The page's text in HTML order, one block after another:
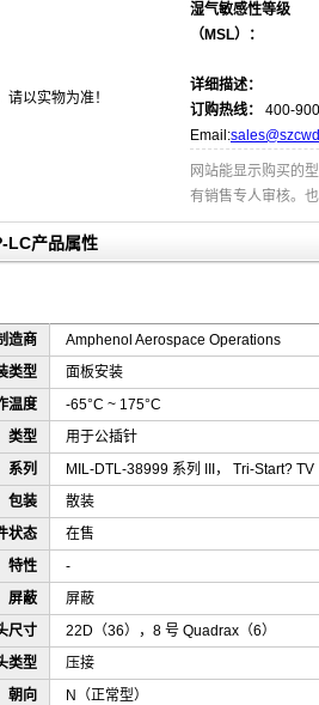
以实物为准！
湿气敏感性等级
（MSL）：
详细描述：
订购热线：
400-
Email:
网站能显示购买的
有销售专人审核。
LC产品属性
造商
Amphenol Aerospace Operations
类型
面板安装
温度
-65°C ~ 175°C
类型
用于公插针
系列
MIL-DTL-38999 系列 III， Tri-Start? TV
包装
散装
状态
在售
特性
-
屏蔽
屏蔽
尺寸
22D（36），8 号 Quadrax（6）
类型
压接
朝向
N（正常型）